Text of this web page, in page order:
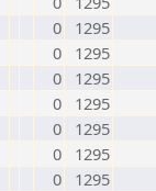
0
1295
0
1295
0
1295
0
1295
0
1295
0
1295
0
1295